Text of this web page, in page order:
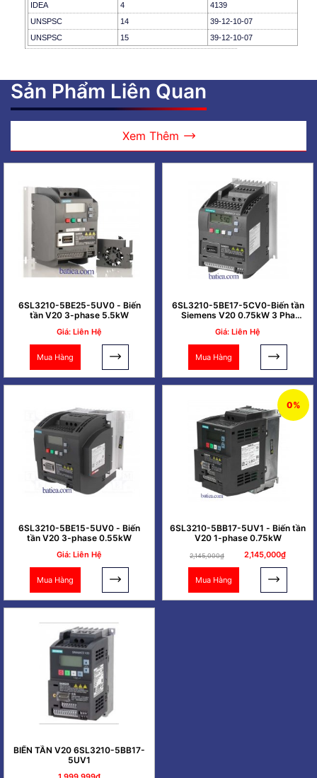
IDEA
4
4139
UNSPSC
14
39-12-10-07
UNSPSC
15 39-12-10-07
Sản Phẩm Liên Quan
Xem Thêm
6SL3210-5BE25-5UV0 - Biến
tần V20 3-phase 5.5kW
Giá: Liên Hệ
Mua Hàng
6SL3210-5BE17-5CV0-Biến tần
Siemens V20 0.75kW 3 Pha
Giá: Liên Hệ
Mua Hàng
6SL3210-5BE15-5UV0 - Biến
tần V20 3-phase 0.55kW
Giá: Liên Hệ
Mua Hàng
0%
6SL3210-5BB17-5UV1 - Biến tần
V20 1-phase 0.75kW
2,145,000₫ 2,145,000₫
Mua Hàng
BIẾN TẦN V20 6SL3210-5BB17-
5UV1